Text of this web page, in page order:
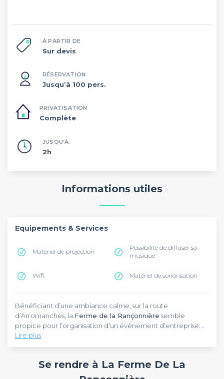
À PARTIR DE
Sur devis
RÉSERVATION
Jusqu’à 100 pers.
PRIVATISATION
Complète
JUSQU'À
2h
Informations utiles
Equipements & Services
Matériel de projection
Possibilité de diffuser sa
musique
Wifi Matériel de sonorisation
Bénéficiant d’une ambiance calme, sur la route
d’Arromanches, la Ferme de la Rançonnière semble
propice pour l’organisation d’un évènement d’entreprise.
Anciennement connu sous le nom de Relais du Silence, cet
hôtel se situe à Crépon, à 3 km de la côte Normande. Pour
min de trajet de Bayeux.
Mêlant tradition et modernité, laFerme de la Rançonnière
poutres apparentes. Ce cadre de travail calme et motivant
peut contribuer facilement à votre intégration.
Lire plus
Se rendre à La Ferme De La